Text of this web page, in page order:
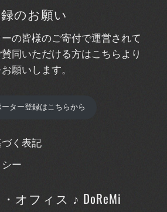
のお願い
の皆様のご寄付で運営されて
同いただける方はこちらより
願いします。
ター登録はこちらから
く表記
ー
オフィス ♪ DoReMi